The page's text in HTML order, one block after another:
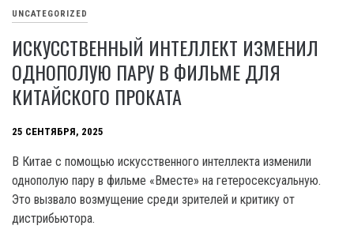
UNCATEGORIZED
ИСКУССТВЕННЫЙ ИНТЕЛЛЕКТ ИЗМЕНИЛ
ОДНОПОЛУЮ ПАРУ В ФИЛЬМЕ ДЛЯ
КИТАЙСКОГО ПРОКАТА
25 СЕНТЯБРЯ, 2025
В Китае с помощью искусственного интеллекта изменили
однополую пару в фильме «Вместе» на гетеросексуальную.
Это вызвало возмущение среди зрителей и критику от
дистрибьютора.